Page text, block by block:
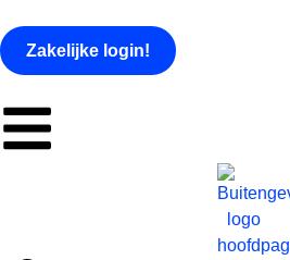
Zakelijke login!